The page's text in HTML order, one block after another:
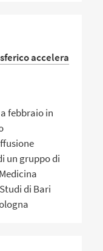
accelera
febbraio in
un gruppo di
di Bari